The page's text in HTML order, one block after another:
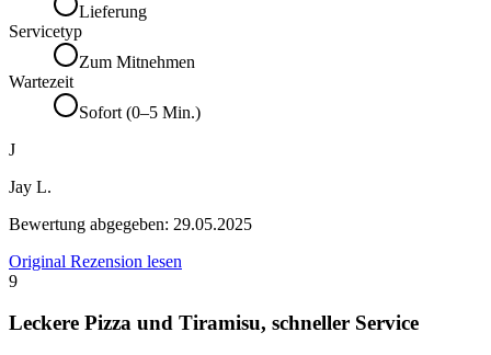
Lieferung
Servicetyp
Zum Mitnehmen
Wartezeit
Sofort (0–5 Min.)
J
Jay L.
Bewertung abgegeben: 29.05.2025
Original Rezension lesen
9
Leckere Pizza und Tiramisu, schneller Service